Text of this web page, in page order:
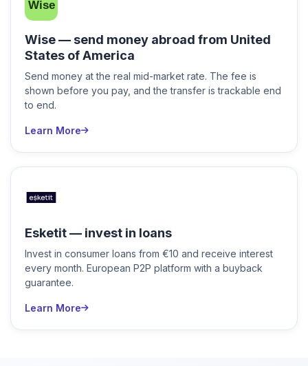
Wise — send money abroad from United
States of America
Send money at the real mid-market rate. The fee is
shown before you pay, and the transfer is trackable end
to end.
Learn More
Esketit — invest in loans
Invest in consumer loans from €10 and receive interest
every month. European P2P platform with a buyback
guarantee.
Learn More